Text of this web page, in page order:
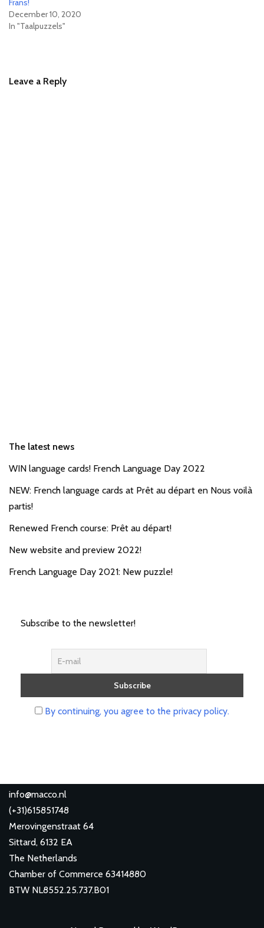
Frans!
December 10, 2020
In "Taalpuzzels"
Leave a Reply
The latest news
WIN language cards! French Language Day 2022
NEW: French language cards at Prêt au départ en Nous voilà
partis!
Renewed French course: Prêt au départ!
New website and preview 2022!
French Language Day 2021: New puzzle!
Subscribe to the newsletter!
By continuing, you agree to the privacy policy.
info@macco.nl
(+31)615851748
Merovingenstraat 64
Sittard, 6132 EA
The Netherlands
Chamber of Commerce 63414880
BTW NL8552.25.737.B01